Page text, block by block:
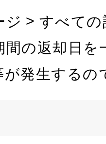
ジ
すべての
間の返却日を
が発生するの